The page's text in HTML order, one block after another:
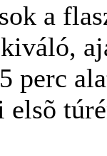
a
perc
elsõ